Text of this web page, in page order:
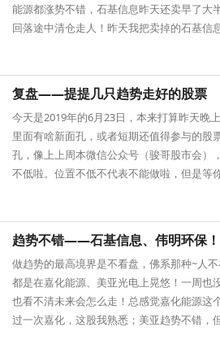
能源都涨势不错，石基信息昨天还卖早了大
回落途中清仓走人！昨天我把卖掉的石基信
复盘——提提几只趋势走好的股票
今天是2019年的6月23日，本来打算昨天晚
里面有啥新面孔，或者短期还值得参与的股
孔，像上上周本微信公众号（骏哥股市会）
不低啦。位置不低不代表不能做啦，但是等
趋势不错——石基信息、伟明环保！
做趋势的最高境界是不看盘，佛系那种~人
都是在嘉化能源、美亚光电上晃悠！一周也
也看不清未来会怎么走！总感觉嘉化能源这
过一次嘉化，这股我熟悉；美亚趋势不错，